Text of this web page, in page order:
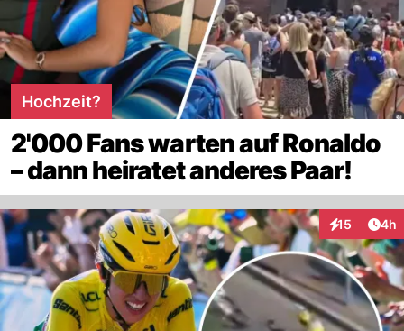
Hochzeit?
2'000 Fans warten auf Ronaldo
– dann heiratet anderes Paar!
15
Interaktionen
4h